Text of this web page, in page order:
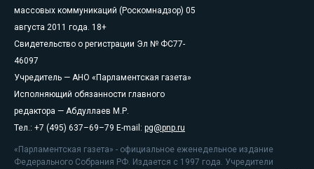
массовых коммуникаций (Роскомнадзор) 05
августа 2011 года. 18+
Свидетельство о регистрации Эл № ФС77-
46097
Учредитель — АНО «Парламентская газета»
Исполняющий обязанности главного
редактора — Абдуллаев М.Р.
Тел.: +7 (495) 637–69–79 E-mail: pg@pnp.ru
«Парламентская газета» - официальное еженедельное издание
Федерального Собрания РФ. Издается с 1997 года. Учредители